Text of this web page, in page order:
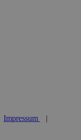
Impressum
|